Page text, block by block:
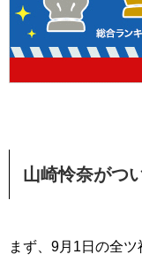
山崎怜奈がつ
まず、9月1日の全